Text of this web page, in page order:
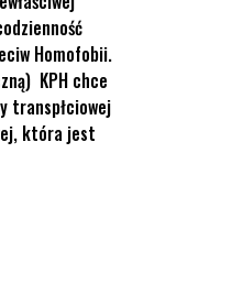
Homofobii.
KPH chce
transpłciowej
która jest